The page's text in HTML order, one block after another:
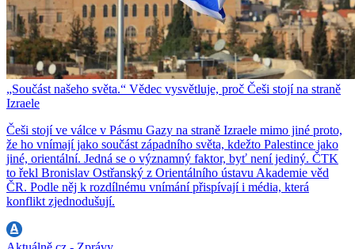
„Součást našeho světa.“ Vědec vysvětluje, proč Češi stojí na straně
Izraele
Češi stojí ve válce v Pásmu Gazy na straně Izraele mimo jiné proto,
že ho vnímají jako součást západního světa, kdežto Palestince jako
jiné, orientální. Jedná se o významný faktor, byť není jediný. ČTK
to řekl Bronislav Ostřanský z Orientálního ústavu Akademie věd
ČR. Podle něj k rozdílnému vnímání přispívají i média, která
konflikt zjednodušují.